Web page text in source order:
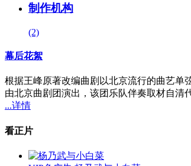
制作机构
(2)
幕后花絮
根据王峰原著改编曲剧以北京流行的曲艺单
由北京曲剧团演出，该团乐队伴奏取材自清
...详情
看正片